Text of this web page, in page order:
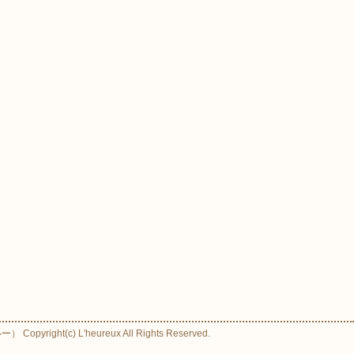
） Copyright(c) L'heureux All Rights Reserved.